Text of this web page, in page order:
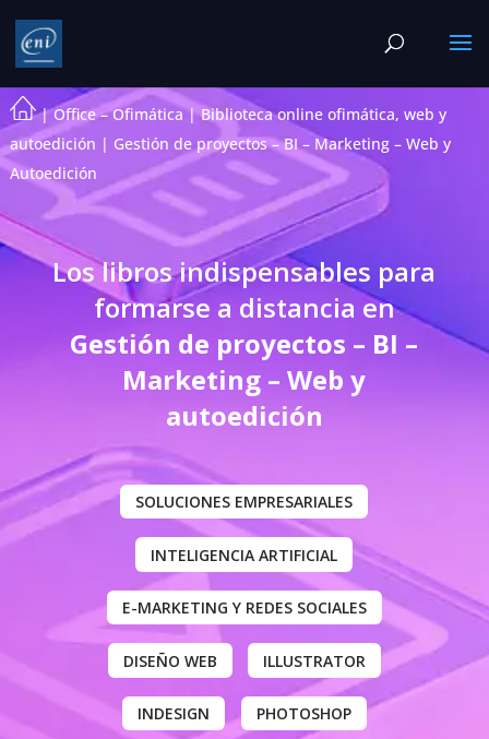
|Office – Ofimática|Biblioteca online ofimática, web y
autoedición | Gestión de proyectos – BI – Marketing – Web y
Autoedición
Los libros indispensables para
formarse a distancia en
Gestión de proyectos – BI –
Marketing – Web y
autoedición
SOLUCIONES EMPRESARIALES
INTELIGENCIA ARTIFICIAL
E-MARKETING Y REDES SOCIALES
DISEÑO WEB ILLUSTRATOR
INDESIGN PHOTOSHOP